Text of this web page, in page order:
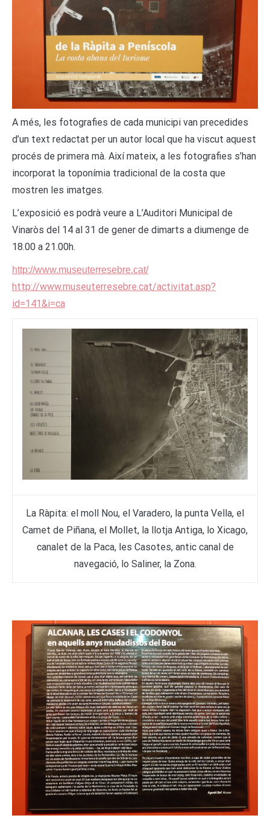
A més, les fotografies de cada municipi van precedides
d’un text redactat per un autor local que ha viscut aquest
procés de primera mà. Així mateix, a les fotografies s’han
incorporat la toponímia tradicional de la costa que
mostren les imatges.
L’exposició es podrà veure a L’Auditori Municipal de
Vinaròs del 14 al 31 de gener de dimarts a diumenge de
18.00 a 21.00h.
http://www.museuterresebre.cat/
http://www.museuterresebre.cat/activitat.asp?
id=141&i=ca
La Ràpita: el moll Nou, el Varadero, la punta Vella, el
Camet de Piñana, el Mollet, la llotja Antiga, lo Xicago,
canalet de la Paca, les Casotes, antic canal de
navegació, lo Saliner, la Zona.